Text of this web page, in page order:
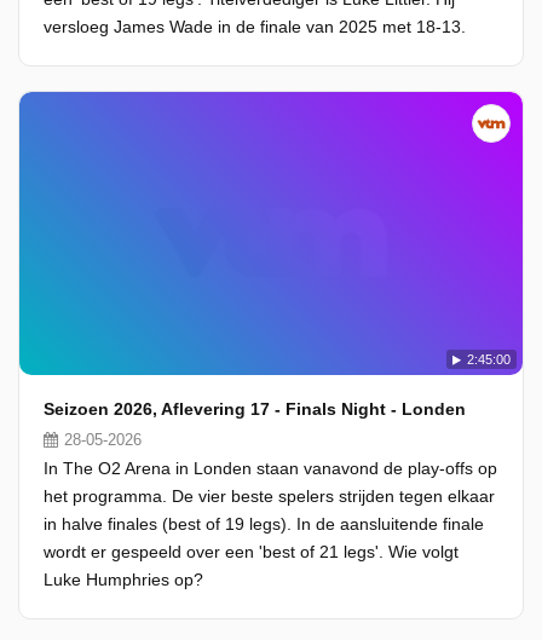
versloeg James Wade in de finale van 2025 met 18-13.
2:45:00
Seizoen 2026, Aflevering 17 - Finals Night - Londen
28-05-2026
In The O2 Arena in Londen staan vanavond de play-offs op
het programma. De vier beste spelers strijden tegen elkaar
in halve finales (best of 19 legs). In de aansluitende finale
wordt er gespeeld over een 'best of 21 legs'. Wie volgt
Luke Humphries op?